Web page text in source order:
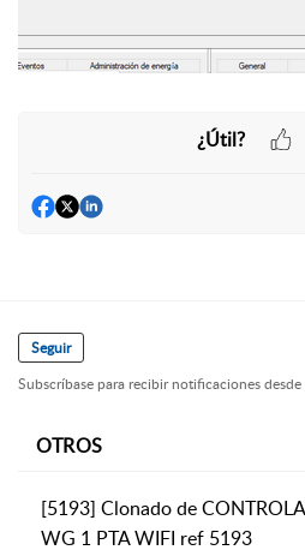
¿Útil?
Seguir
Subscríbase para recibir notificaciones
OTROS
[5193] Clonado de
WG 1 PTA WIFI ref 5193